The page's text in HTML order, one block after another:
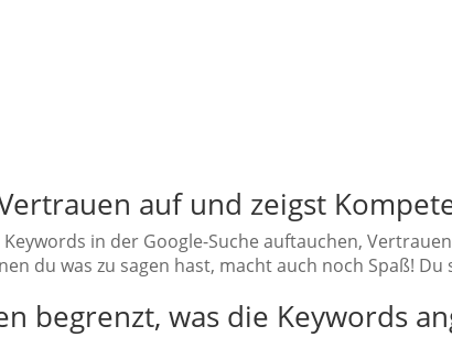
auf und zeigst
in der Google-Suche auftauchen,
du was zu sagen hast, macht auch noch Spaß!
begrenzt, was die Keywords